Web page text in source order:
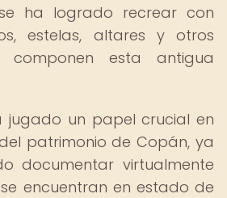
ha logrado recrear con
estelas, altares y otros
componen esta antigua
jugado un papel crucial en
patrimonio de Copán, ya
documentar virtualmente
encuentran en estado de